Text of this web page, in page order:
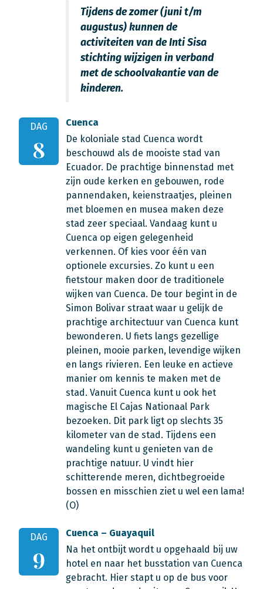
Tijdens de zomer (juni t/m
augustus) kunnen de
activiteiten van de Inti Sisa
stichting wijzigen in verband
met de schoolvakantie van de
kinderen.
DAG
8
Cuenca
De koloniale stad Cuenca wordt
beschouwd als de mooiste stad van
Ecuador. De prachtige binnenstad met
zijn oude kerken en gebouwen, rode
pannendaken, keienstraatjes, pleinen
met bloemen en musea maken deze
stad zeer speciaal. Vandaag kunt u
Cuenca op eigen gelegenheid
verkennen. Of kies voor één van
optionele excursies. Zo kunt u een
fietstour maken door de traditionele
wijken van Cuenca. De tour begint in de
Simon Bolivar straat waar u gelijk de
prachtige architectuur van Cuenca kunt
bewonderen. U fiets langs gezellige
pleinen, mooie parken, levendige wijken
en langs rivieren. Een leuke en actieve
manier om kennis te maken met de
stad. Vanuit Cuenca kunt u ook het
magische El Cajas Nationaal Park
bezoeken. Dit park ligt op slechts 35
kilometer van de stad. Tijdens een
wandeling kunt u genieten van de
prachtige natuur. U vindt hier
schitterende meren, dichtbegroeide
bossen en misschien ziet u wel een lama!
(O)
DAG
9
Cuenca – Guayaquil
Na het ontbijt wordt u opgehaald bij uw
hotel en naar het busstation van Cuenca
gebracht. Hier stapt u op de bus voor